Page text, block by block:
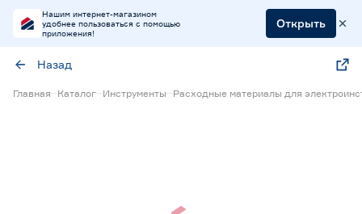
Нашим интернет-магазином
удобнее пользоваться с помощью
приложения!
Открыть
Назад
Главная Каталог Инструменты Расходные материалы для